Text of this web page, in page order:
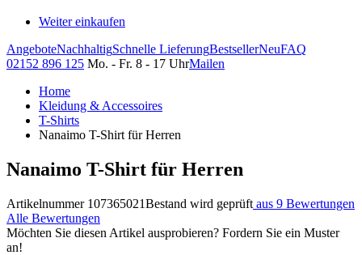
Weiter einkaufen
AngeboteNachhaltigSchnelle LieferungBestsellerNeuFAQ
02152 896 125 Mo. - Fr. 8 - 17 UhrMailen
Home
Kleidung & Accessoires
T-Shirts
Nanaimo T-Shirt für Herren
Nanaimo T-Shirt für Herren
Artikelnummer 107365021Bestand wird geprüft aus 9 Bewertungen
Alle Bewertungen
Möchten Sie diesen Artikel ausprobieren? Fordern Sie ein Muster
an!